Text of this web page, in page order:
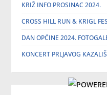
KRIŽ INFO PROSINAC 2024.
CROSS HILL RUN & KRIGL
DAN OPĆINE 2024.
KONCERT PRLJAVOG